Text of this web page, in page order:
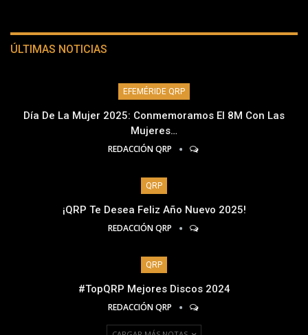
ÚLTIMAS NOTICIAS
EFEMÉRIDE QRP
Día De La Mujer 2025: Conmemoramos El 8M Con Las
Mujeres…
REDACCIÓN QRP
QRP
¡QRP Te Desea Feliz Año Nuevo 2025!
REDACCIÓN QRP
QRP
#TopQRP Mejores Discos 2024
REDACCIÓN QRP